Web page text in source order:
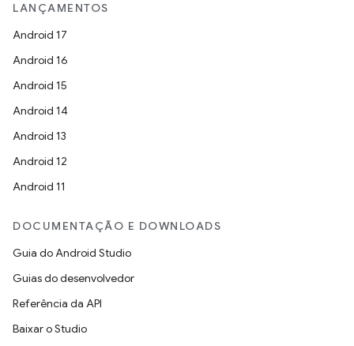
LANÇAMENTOS
Android 17
Android 16
Android 15
Android 14
Android 13
Android 12
Android 11
DOCUMENTAÇÃO E DOWNLOADS
Guia do Android Studio
Guias do desenvolvedor
Referência da API
Baixar o Studio